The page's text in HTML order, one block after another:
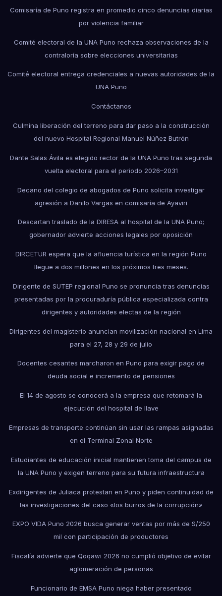
Comisaría de Puno registra en promedio cinco denuncias diarias
por violencia familiar
Comité electoral de la UNA Puno rechaza observaciones de la
contraloría sobre elecciones universitarias
Comité electoral entrega credenciales a nuevas autoridades de la
UNA Puno
Contáctanos
Culmina liberación del terreno para dar paso a la construcción
del nuevo Hospital Regional Manuel Núñez Butrón
Dante Salas Ávila es elegido rector de la UNA Puno tras segunda
vuelta electoral para el periodo 2026–2031
Decano del colegio de abogados de Puno solicita investigar
agresión a Danilo Vargas en comisaría de Ayaviri
Descartan traslado de la DIRESA al hospital de la UNA Puno;
gobernador advierte acciones legales por oposición
DIRCETUR espera que la afluencia turística en la región Puno
llegue a dos millones en los próximos tres meses.
Dirigente de SUTEP regional Puno se pronuncia tras denuncias
presentadas por la procuraduría pública especializada contra
dirigentes y autoridades electas de la región
Dirigentes del magisterio anuncian movilización nacional en Lima
para el 27, 28 y 29 de julio
Docentes cesantes marcharon en Puno para exigir pago de
deuda social e incremento de pensiones
El 14 de agosto se conocerá a la empresa que retomará la
ejecución del hospital de Ilave
Empresas de transporte continúan sin usar las rampas asignadas
en el Terminal Zonal Norte
Estudiantes de educación inicial mantienen toma del campus de
la UNA Puno y exigen terreno para su futura infraestructura
Exdirigentes de Juliaca protestan en Puno y piden continuidad de
las investigaciones del caso «los burros de la corrupción»
EXPO VIDA Puno 2026 busca generar ventas por más de S/250
mil con participación de productores
Fiscalía advierte que Qoqawi 2026 no cumplió objetivo de evitar
aglomeración de personas
Funcionario de EMSA Puno niega haber presentado